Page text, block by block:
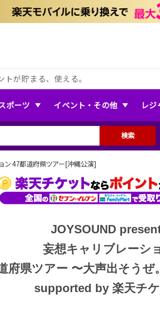
が貯まる、使える。
ポーツ イベント・その他 レジ
検索
ン 47都道府県ツアー[沖縄公演]
JOYSOUND
妄想キャリブレーシ
府県ツアー 〜大声出そうぜ
supported by 楽天チ